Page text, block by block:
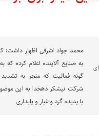
محمد جواد اشرفی اظهار داشت:
به صنایع آلاینده اعلام کرده که
گونه فعالیت که منجر به
شرکت نیشکر دهخدا به این
با پدیده گرد و غبار و پایداری